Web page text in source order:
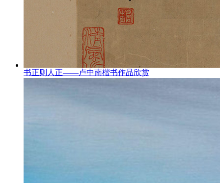
书正则人正——卢中南楷书作品欣赏